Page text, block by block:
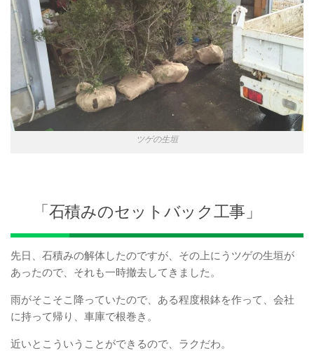
ツゲの生垣
「石積みのセットバック工事」
先日、石積みの解体したのですが、その上にうツゲの生垣が
あったので、それも一時撤去してきました。
雨がそこそこ降っていたので、ある程度根鉢を作って、会社
に持って帰り、車庫で根巻き。
近いとこういうことができるので、ラクだわ。